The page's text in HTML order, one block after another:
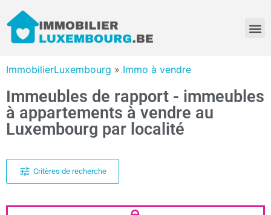
ImmobilierLuxembourg » Immo à vendre
Immeubles de rapport - immeubles
à appartements à vendre au
Luxembourg par localité
Critères de recherche